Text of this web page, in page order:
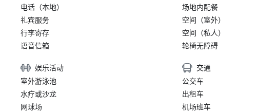
电话（本地）
礼宾服务
行李寄存
语音信箱
场地内配餐
空间（室外）
空间（私人）
轮椅无障碍
娱乐活动
室外游泳池
水疗或沙龙
网球场
交通
公交车
出租车
机场班车